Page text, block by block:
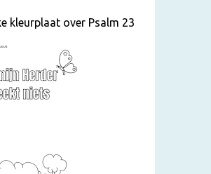
kleurplaat over Psalm 23